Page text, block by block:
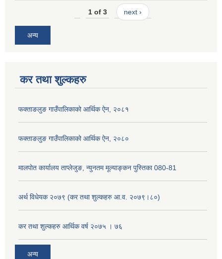
1 of 3 next ›
अन्य
कर तथा शुल्कहरु
फक्ताङलुङ गाउँपालिकाको आर्थिक ऐन, २०८१
फक्ताङलुङ गाउँपालिकाको आर्थिक ऐन, २०८०
मालपोत कार्यालय ताप्लेजुङ, न्युनतम मूल्याङ्कन पुस्तिका 080-81
अर्थ विधेयक २०७९ (कर तथा शुल्कहरु आ.व. २०७९।८०)
कर तथा शुल्कहरु आर्थिक वर्ष २०७५ । ७६
अन्य